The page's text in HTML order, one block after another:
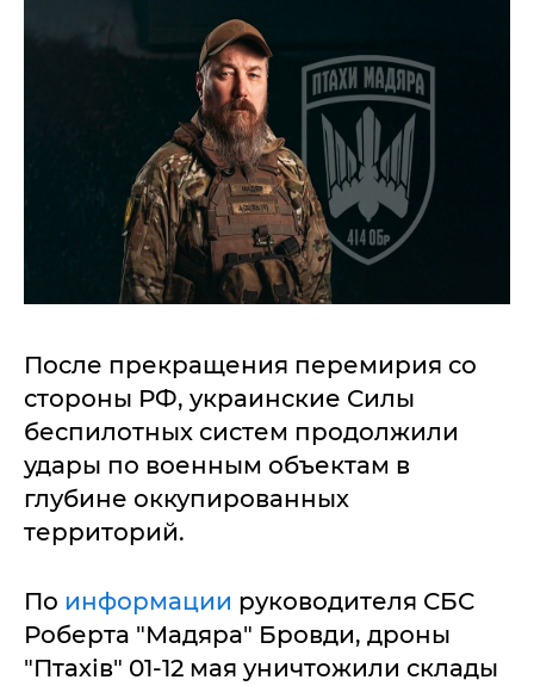
После прекращения перемирия со
стороны РФ, украинские Силы
беспилотных систем продолжили
удары по военным объектам в
глубине оккупированных
территорий.
По информации руководителя СБС
Роберта "Мадяра" Бровди, дроны
"Птахів" 01-12 мая уничтожили склады